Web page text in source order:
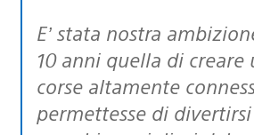
E’ stata nostra ambizione per circa
10 anni quella di
corse altamente
permettesse di